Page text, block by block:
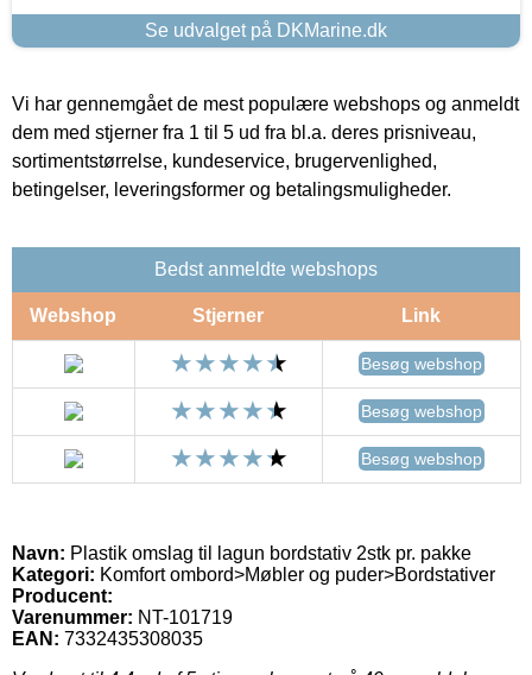
Se udvalget på DKMarine.dk
Vi har gennemgået de mest populære webshops og anmeldt
dem med stjerner fra 1 til 5 ud fra bl.a. deres prisniveau,
sortimentstørrelse, kundeservice, brugervenlighed,
betingelser, leveringsformer og betalingsmuligheder.
Bedst anmeldte webshops
Webshop Stjerner Link
Besøg webshop
Besøg webshop
Besøg webshop
Navn: Plastik omslag til lagun bordstativ 2stk pr. pakke
Kategori: Komfort ombord>Møbler og puder>Bordstativer
Producent:
Varenummer: NT-101719
EAN: 7332435308035